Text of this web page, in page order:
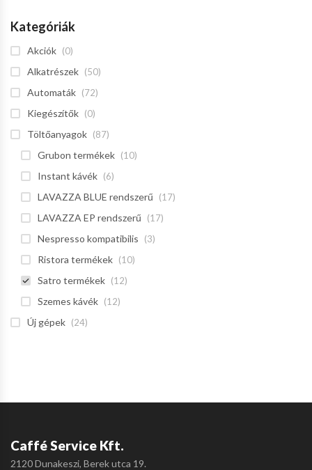
Kategóriák
Akciók (0)
Alkatrészek (50)
Automaták (72)
Kiegészítők (0)
Töltőanyagok (87)
Grubon termékek (10)
Instant kávék (6)
LAVAZZA BLUE rendszerű (17)
LAVAZZA EP rendszerű (17)
Nespresso kompatibilis (3)
Ristora termékek (10)
Satro termékek (12)
Szemes kávék (12)
Új gépek (24)
Caffé Service Kft.
2120 Dunakeszi, Berek utca 19.